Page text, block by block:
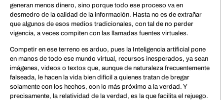
generan menos dinero, sino porque todo ese proceso va en
desmedro de la calidad de la información. Hasta no es de extrañar
que algunos de esos medios tradicionales, con tal de no perder
vigencia, a veces compiten con las llamadas fuentes virtuales.
Competir en ese terreno es arduo, pues la Inteligencia artificial pone
en manos de todo ese mundo virtual, recursos inesperados, ya sean
imágenes, videos o textos que, aunque de naturaleza frecuentemente
falseada, le hacen la vida bien difícil a quienes tratan de bregar
solamente con los hechos, con lo más próximo a la verdad. Y
precisamente, la relatividad de la verdad, es la que facilita el rejuego.